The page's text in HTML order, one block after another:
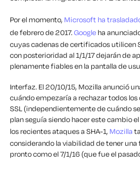
Por el momento, Microsoft ha
de febrero de 2017.Google ha
cuyas cadenas de certificados utilicen
con posterioridad al 1/1/17 dejarán de
plenamente fiables en la pantalla de
Interfaz. El 20/10/15, Mozilla anunció
cuándo empezaría a rechazar todos
SSL (independientemente de cuándo
plan seguía siendo hacer este cambio el
los recientes ataques a SHA-1, Mozilla
considerando la viabilidad de tener
pronto como el 7/1/16 (que fue el